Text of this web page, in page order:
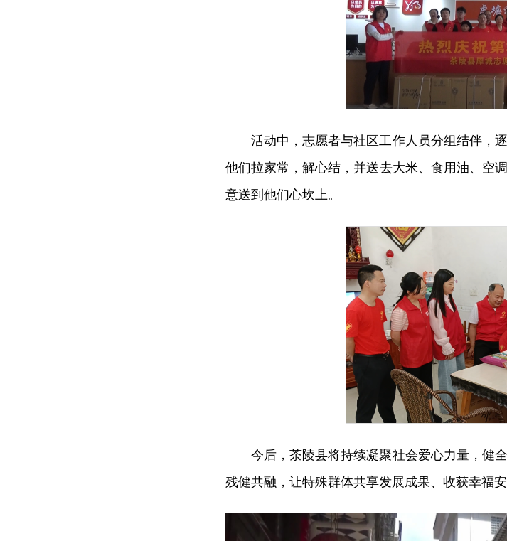
活动中，志愿者与社区工作人员分组结伴，
他们拉家常，解心结，并送去大米、食用油、空
意送到他们心坎上。
今后，茶陵县将持续凝聚社会爱心力量，健
残健共融，让特殊群体共享发展成果、收获幸福安